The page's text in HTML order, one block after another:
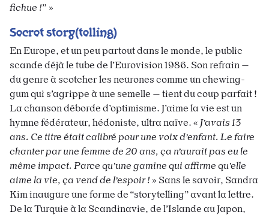
fichue !” »
Secret story(telling)
En Europe, et un peu partout dans le monde, le public
scande déjà le tube de l’Eurovision 1986. Son refrain —
du genre à scotcher les neurones comme un chewing-
gum qui s’agrippe à une semelle — tient du coup parfait !
La chanson déborde d’optimisme. J’aime la vie est un
hymne fédérateur, hédoniste, ultra naïve. « J’avais 13
ans. Ce titre était calibré pour une voix d’enfant. Le faire
chanter par une femme de 20 ans, ça n’aurait pas eu le
même impact. Parce qu’une gamine qui affirme qu’elle
aime la vie, ça vend de l’espoir ! » Sans le savoir, Sandra
Kim inaugure une forme de “storytelling” avant la lettre.
De la Turquie à la Scandinavie, de l’Islande au Japon,